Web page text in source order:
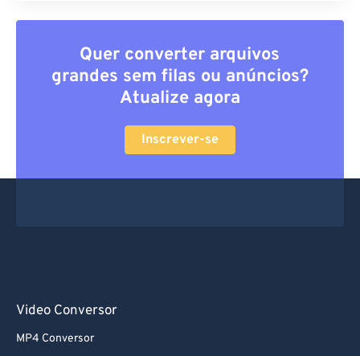
Quer converter arquivos
grandes sem filas ou anúncios?
Atualize agora
Inscrever-se
Video Conversor
MP4 Conversor